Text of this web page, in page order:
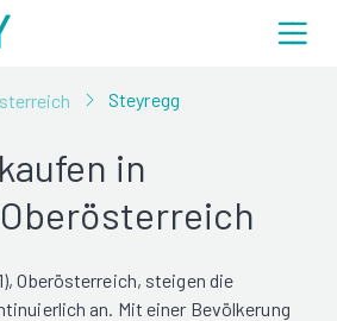
Steyregg
in
Oberösterreich, steigen die
an. Mit einer Bevölkerung